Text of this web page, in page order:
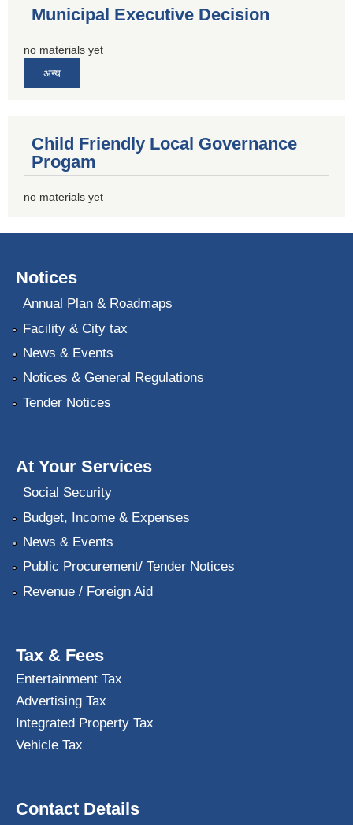
Municipal Executive Decision
no materials yet
अन्य
Child Friendly Local Governance
Progam
no materials yet
Notices
Annual Plan & Roadmaps
Facility & City tax
News & Events
Notices & General Regulations
Tender Notices
At Your Services
Social Security
Budget, Income & Expenses
News & Events
Public Procurement/ Tender Notices
Revenue / Foreign Aid
Tax & Fees
Entertainment Tax
Advertising Tax
Integrated Property Tax
Vehicle Tax
Contact Details